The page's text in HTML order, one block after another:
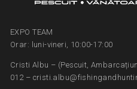
EXPO TEAM
Orar: luni-vineri, 10:00-17:00
Cristi Albu – (Pescuit,
012 –